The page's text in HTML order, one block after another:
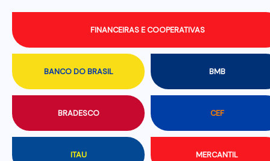
BANCO DO BRASIL BMB
BRADESCO CEF
FINANCEIRAS E COOPERATIVAS
ITAU MERCANTIL